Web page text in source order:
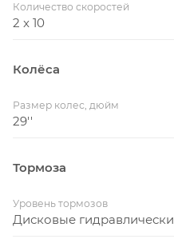
Количество скоростей
2 x 10
Колёса
Размер колес, дюйм
29''
Тормоза
Уровень тормозов
Дисковые